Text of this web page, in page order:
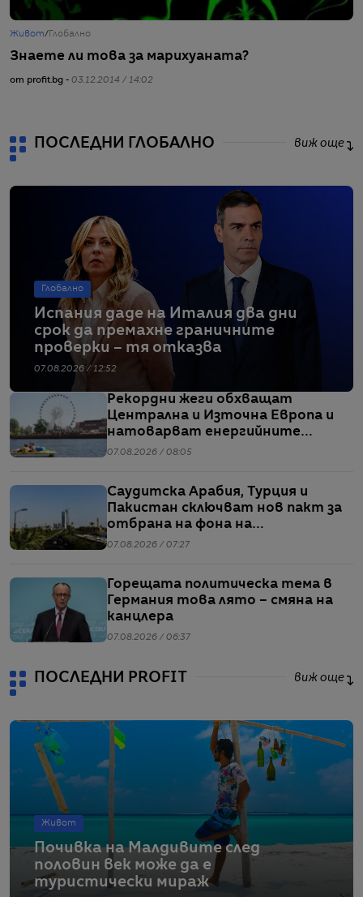
Живот/ Глобално
Знаете ли това за марихуаната?
от profit.bg - 03.12.2014 / 14:02
ПОСЛЕДНИ ГЛОБАЛНО виж още
Глобално
Испания даде на Италия два дни
срок да премахне граничните
проверки – тя отказва
07.08.2026 / 12:52
Рекордни жеги обхващат
Централна и Източна Европа и
натоварват енергийните
системи
07.08.2026 / 08:05
Саудитска Арабия, Турция и
Пакистан сключват нов пакт за
отбрана на фона на
напрежението между САЩ и Иран
07.08.2026 / 07:27
Горещата политическа тема в
Германия това лято – смяна на
канцлера
07.08.2026 / 06:37
ПОСЛЕДНИ PROFIT виж още
Живот
Почивка на Малдивите след
половин век може да е
туристически мираж